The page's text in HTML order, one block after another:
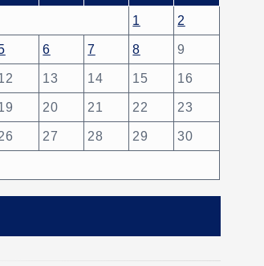
1 2
6 7 8 9
13 14 15 16
20 21 22 23
27 28 29 30